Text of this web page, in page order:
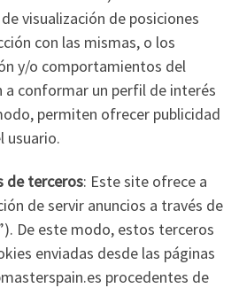
visualización de posiciones
con las mismas, o los
y/o comportamientos del
a conformar un perfil de interés
permiten ofrecer publicidad
usuario.
de terceros: Este site ofrece a
de servir anuncios a través de
De este modo, estos terceros
enviadas desde las páginas
procedentes de